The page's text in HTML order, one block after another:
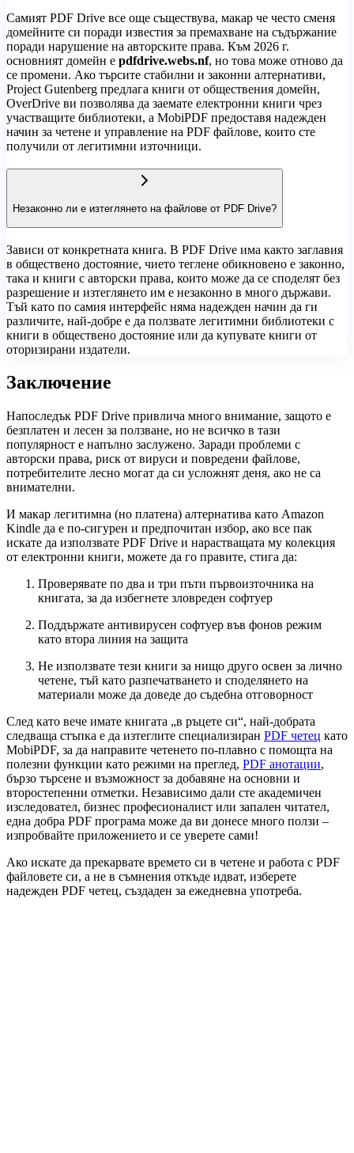
Самият PDF Drive все още съществува, макар че често сменя
домейните си поради известия за премахване на съдържание
поради нарушение на авторските права. Към 2026 г.
основният домейн е pdfdrive.webs.nf, но това може отново да
се промени. Ако търсите стабилни и законни алтернативи,
Project Gutenberg предлага книги от обществения домейн,
OverDrive ви позволява да заемате електронни книги чрез
участващите библиотеки, а MobiPDF предоставя надежден
начин за четене и управление на PDF файлове, които сте
получили от легитимни източници.
Незаконно ли е изтеглянето на файлове от PDF Drive?
Зависи от конкретната книга. В PDF Drive има както заглавия
в обществено достояние, чието теглене обикновено е законно,
така и книги с авторски права, които може да се споделят без
разрешение и изтеглянето им е незаконно в много държави.
Тъй като по самия интерфейс няма надежден начин да ги
различите, най-добре е да ползвате легитимни библиотеки с
книги в обществено достояние или да купувате книги от
оторизирани издатели.
Заключение
Напоследък PDF Drive привлича много внимание, защото е
безплатен и лесен за ползване, но не всичко в тази
популярност е напълно заслужено. Заради проблеми с
авторски права, риск от вируси и повредени файлове,
потребителите лесно могат да си усложнят деня, ако не са
внимателни.
И макар легитимна (но платена) алтернатива като Amazon
Kindle да е по-сигурен и предпочитан избор, ако все пак
искате да използвате PDF Drive и нарастващата му колекция
от електронни книги, можете да го правите, стига да:
Проверявате по два и три пъти първоизточника на
книгата, за да избегнете зловреден софтуер
Поддържате антивирусен софтуер във фонов режим
като втора линия на защита
Не използвате тези книги за нищо друго освен за лично
четене, тъй като разпечатването и споделянето на
материали може да доведе до съдебна отговорност
След като вече имате книгата „в ръцете си“, най-добрата
следваща стъпка е да изтеглите специализиран PDF четец като
MobiPDF, за да направите четенето по-плавно с помощта на
полезни функции като режими на преглед, PDF анотации,
бързо търсене и възможност за добавяне на основни и
второстепенни отметки. Независимо дали сте академичен
изследовател, бизнес професионалист или запален читател,
една добра PDF програма може да ви донесе много ползи –
изпробвайте приложението и се уверете сами!
Ако искате да прекарвате времето си в четене и работа с PDF
файловете си, а не в съмнения откъде идват, изберете
надежден PDF четец, създаден за ежедневна употреба.